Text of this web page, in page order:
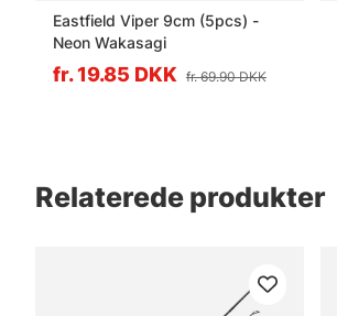
Eastfield Viper 9cm (5pcs) -
Neon Wakasagi
fr. 19.85 DKK fr. 69.90 DKK
Relaterede produkter